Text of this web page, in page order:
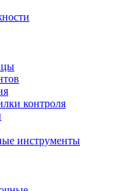
контроля
инструменты